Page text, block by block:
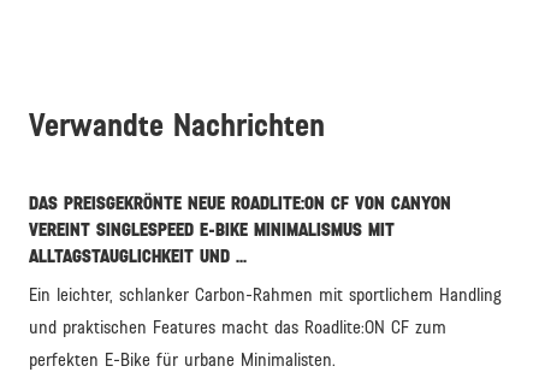
Verwandte Nachrichten
DAS PREISGEKRÖNTE NEUE ROADLITE:ON CF VON CANYON
VEREINT SINGLESPEED E-BIKE MINIMALISMUS MIT
ALLTAGSTAUGLICHKEIT UND ...
Ein leichter, schlanker Carbon-Rahmen mit sportlichem Handling
und praktischen Features macht das Roadlite:ON CF zum
perfekten E-Bike für urbane Minimalisten.